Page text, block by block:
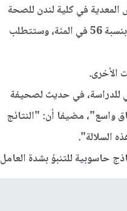
المعدية في كلية لندن للصحة
والطب الإستوائي، أن السلالة المتحورة معدية أكثر من السلالات الأخرى لكورونا بنسبة 56 في المئة، وستتطلب
الأخرى.
للدراسة، في حديث لصحيفة
واسع"، مضيفا أن: "النتائج
السلالة".
حاسوبية للتنبؤ بشدة العامل